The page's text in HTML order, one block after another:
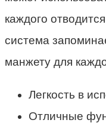
каждого
система
манжету для
Легкость в
Отличные